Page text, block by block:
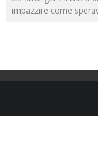
impazzire come